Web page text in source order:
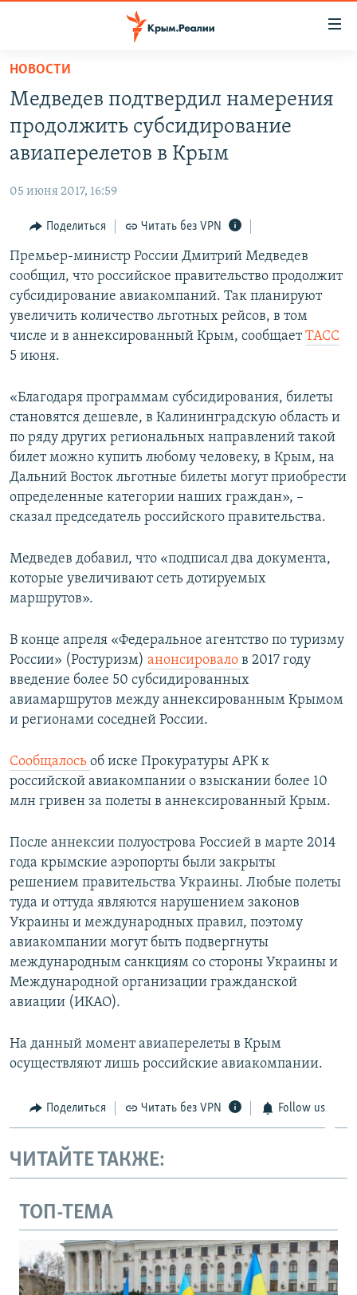
Вернуться
основному
содержанию
Вернутся
главной
Вернутся
поиску
СПЕЦПРОЕКТЫ
11 ЛЕТ ОККУПАЦИИ КРЫМА. 11 ИСТОРИЙ СОПРОТИВЛЕНИЯ
ВОДА
ЕЩЕ
ИНТЕРАКТИВ
ИНФОГРАФИКА
ТЕЛЕПРОЕКТ КРЫМ.РЕАЛИИ
СОВЕТЫ ПРАВОЗАЩИТНИКОВ
ПРОПАВШИЕ БЕЗ ВЕСТИ
КРЫМ.НЕПОКОРЕННЫЙ
УКРАИНСКАЯ ПРОБЛЕМА КРЫМА
РАДІО СВОБОДА
КАК ОБОЙТИ БЛОКИРОВКУ
Українською
Все сайты RFE/RL
НОВОСТИ
Медведев подтвердил намерения
продолжить субсидирование
авиаперелетов в Крым
05 июня 2017, 16:59
Поделиться Читать без VPN
Премьер-министр России Дмитрий Медведев
сообщил, что российское правительство продолжит
субсидирование авиакомпаний. Так планируют
увеличить количество льготных рейсов, в том
числе и в аннексированный Крым, сообщаетТАСС
5 июня.
«Благодаря программам субсидирования, билеты
становятся дешевле, в Калининградскую область и
по ряду других региональных направлений такой
билет можно купить любому человеку, в Крым, на
Дальний Восток льготные билеты могут приобрести
определенные категории наших граждан», –
сказал председатель российского правительства.
Медведев добавил, что «подписал два документа,
которые увеличивают сеть дотируемых
маршрутов».
В конце апреля «Федеральное агентство по туризму
России» (Ростуризм) анонсировало в 2017 году
введение более 50 субсидированных
авиамаршрутов между аннексированным Крымом
и регионами соседней России.
Сообщалось об иске Прокуратуры АРК к
российской авиакомпании о взыскании более 10
млн гривен за полеты в аннексированный Крым.
После аннексии полуострова Россией в марте 2014
года крымские аэропорты были закрыты
решением правительства Украины. Любые полеты
туда и оттуда являются нарушением законов
Украины и международных правил, поэтому
авиакомпании могут быть подвергнуты
международным санкциям со стороны Украины и
Международной организации гражданской
авиации (ИКАО).
На данный момент авиаперелеты в Крым
осуществляют лишь российские авиакомпании.
Поделиться Читать без VPN Follow us
ЧИТАЙТЕ ТАКЖЕ:
ТОП-ТЕМА